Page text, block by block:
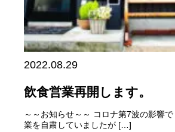
2022.08.29
飲食営業再開します。
～～お知らせ～～ コロナ第7波の影響
業を自粛していましたが […]